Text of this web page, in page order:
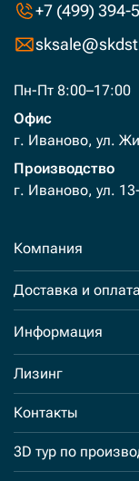
+7 (499) 394-
Пн-Пт 8:00–17:00
Офис
г. Иваново, ул.
Производство
г. Иваново, ул.
Компания
Доставка и оплата
Информация
Лизинг
Контакты
3D тур по